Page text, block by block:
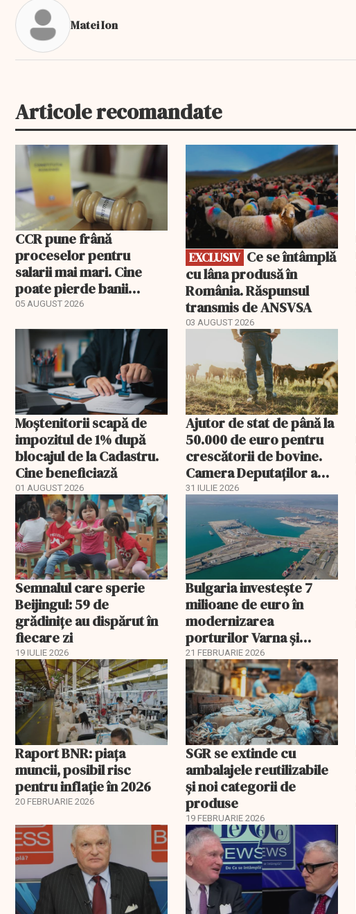
Matei Ion
Articole recomandate
CCR pune frână
proceselor pentru
salarii mai mari. Cine
poate pierde banii
ceruți statului
05 AUGUST 2026
EXCLUSIV
EXCLUSIV
cu lâna produsă în
România. Răspunsul
transmis de ANSVSA
03 AUGUST 2026
Moștenitorii scapă de
impozitul de 1% după
blocajul de la Cadastru.
Cine beneficiază
01 AUGUST 2026
Ajutor de stat de până la
50.000 de euro pentru
crescătorii de bovine.
Camera Deputaților a
aprobat schema
31 IULIE 2026
Semnalul care sperie
Beijingul: 59 de
grădinițe au dispărut în
fiecare zi
19 IULIE 2026
Bulgaria investește 7
milioane de euro în
modernizarea
porturilor Varna și
Burgas
21 FEBRUARIE 2026
Raport BNR: piața
muncii, posibil risc
pentru inflație în 2026
20 FEBRUARIE 2026
SGR se extinde cu
ambalajele reutilizabile
și noi categorii de
produse
19 FEBRUARIE 2026
EXCLUSIV EXCLUSIV